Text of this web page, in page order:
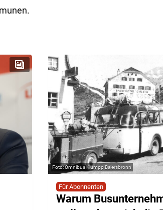
Omnibus Klumpp Baiersbronn
Für Abonnenten
Warum